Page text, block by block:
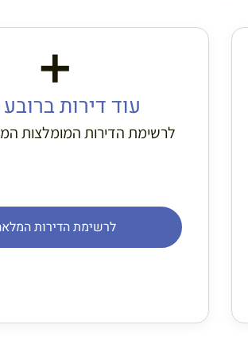
➕
עוד דירות ברובע
לרשימת הדירות המומלצות
לרשימת הדירות